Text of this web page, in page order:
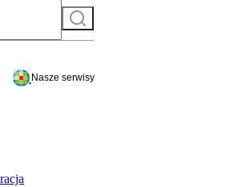
Szukaj
Nasze serwisy